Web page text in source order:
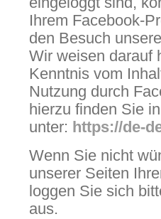
Ihrem Facebook-
den Besuch
Wir weisen darauf
Kenntnis vom
Nutzung durch
hierzu finden Sie
unter: https://de-
Wenn Sie nicht
unserer Seiten
loggen Sie sich
aus.